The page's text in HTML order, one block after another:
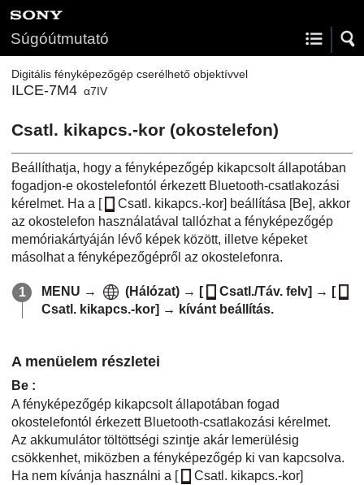
Súgóútmutató
Digitális fényképezőgép cserélhető objektívvel
ILCE-7M4 α7IV
Csatl. kikapcs.-kor (okostelefon)
Beállíthatja, hogy a fényképezőgép kikapcsolt állapotában
fogadjon-e okostelefontól érkezett Bluetooth-csatlakozási
kérelmet. Ha a [ Csatl. kikapcs.-kor] beállítása [Be], akkor
az okostelefon használatával tallózhat a fényképezőgép
memóriakártyáján lévő képek között, illetve képeket
másolhat a fényképezőgépről az okostelefonra.
MENU → (Hálózat) → [ Csatl./Táv. felv] → [
Csatl. kikapcs.-kor] → kívánt beállítás.
A menüelem részletei
Be :
A fényképezőgép kikapcsolt állapotában fogad
okostelefontól érkezett Bluetooth-csatlakozási kérelmet.
Az akkumulátor töltöttségi szintje akár lemerülésig
csökkenhet, miközben a fényképezőgép ki van kapcsolva.
Ha nem kívánja használni a [
Csatl. kikapcs.-kor]